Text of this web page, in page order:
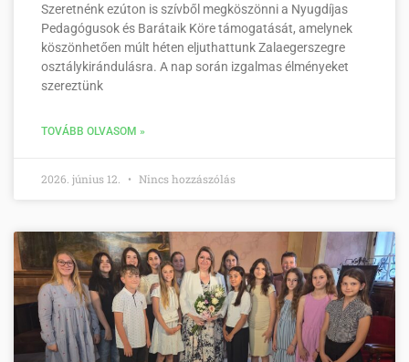
Szeretnénk ezúton is szívből megköszönni a Nyugdíjas
Pedagógusok és Barátaik Köre támogatását, amelynek
köszönhetően múlt héten eljuthattunk Zalaegerszegre
osztálykirándulásra. A nap során izgalmas élményeket
szereztünk
TOVÁBB OLVASOM »
2026. június 12. Nincs hozzászólás